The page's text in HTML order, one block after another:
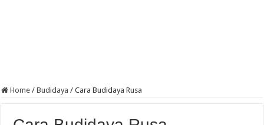
Home / Budidaya / Cara Budidaya Rusa